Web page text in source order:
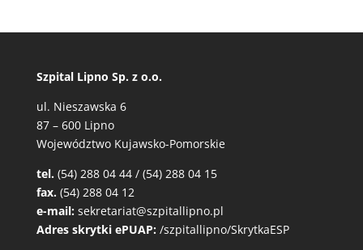
Szpital Lipno Sp. z o.o.
ul. Nieszawska 6
87 – 600 Lipno
Województwo Kujawsko-Pomorskie
tel. (54) 288 04 44 / (54) 288 04 15
fax. (54) 288 04 12
e-mail: sekretariat@szpitallipno.pl
Adres skrytki ePUAP: /szpitallipno/SkrytkaESP